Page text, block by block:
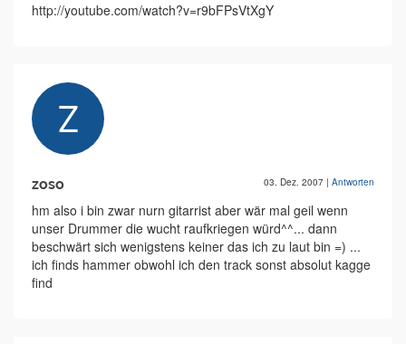
http://youtube.com/watch?v=r9bFPsVtXgY
zoso 03. Dez. 2007 | Antworten
hm also i bin zwar nurn gitarrist aber wär mal geil wenn
unser Drummer die wucht raufkriegen würd^^... dann
beschwärt sich wenigstens keiner das ich zu laut bin =) ...
ich finds hammer obwohl ich den track sonst absolut kagge
find